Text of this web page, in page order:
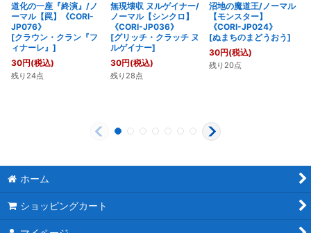
道化の一座『終演』/ノ
ーマル【罠】《CORI-
JP076》
[クラウン・クラン『フ
ィナーレ』 ]
30円(税込)
残り24点
無現壊収 ヌルゲイナー/
ノーマル【シンクロ】
《CORI-JP036》
[グリッチ・クラッチ ヌ
ルゲイナー]
30円(税込)
残り28点
沼地の魔道王/ノーマル
【モンスター】
《CORI-JP024》
[ぬまちのまどうおう]
30円(税込)
残り20点
ホーム
ショッピングカート